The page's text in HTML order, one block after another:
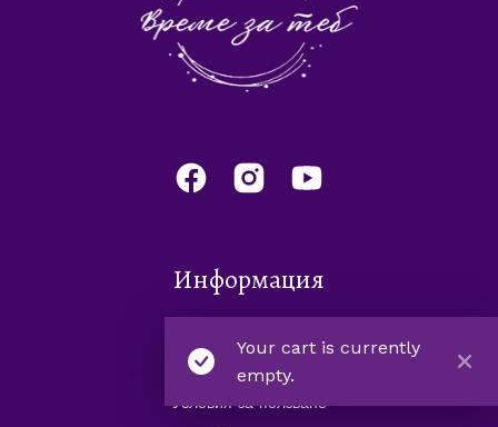
Your cart is currently
empty.
Информация
Условия за доставка
Условия за ползване